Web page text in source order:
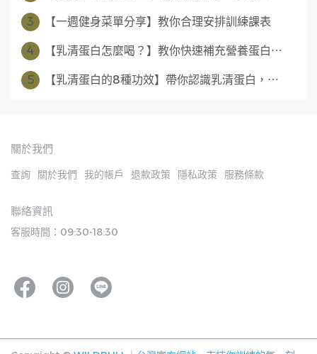
3 【一週健身菜單分享】教你合理安排訓練課表
4 【乳清蛋白怎麼喝？】教你快速補充營養蛋白⋯
5 【乳清蛋白的8種功效】帶你認識乳清蛋白，⋯
關於我們
查詢 關於我們 我的帳戶 退款政策 隱私政策 服務條款
聯絡資訊
客服時間：09:30-18:30